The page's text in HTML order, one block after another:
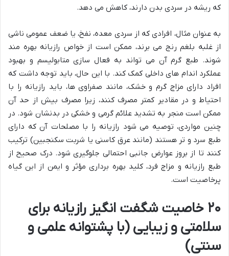
که ریشه در سردی بدن دارند، کاهش می دهد.
به عنوان مثال، افرادی که از سردی معده، نفخ، یا ضعف عمومی ناشی
از غلبه بلغم رنج می برند، ممکن است از خواص رازیانه بهره مند
شوند. طبع گرم آن می تواند به فعال سازی متابولیسم و بهبود
عملکرد اندام های داخلی کمک کند. با این حال، باید توجه داشت که
افراد دارای مزاج گرم و خشک، مانند صفراوی ها، باید رازیانه را با
احتیاط و در مقادیر کمتر مصرف کنند، زیرا مصرف بیش از حد آن
ممکن است منجر به تشدید علائم گرمی و خشکی در بدنشان شود. در
چنین مواردی، توصیه می شود رازیانه را با مصلحات آن که دارای
طبع سرد و تر هستند (مانند عرق کاسنی یا شربت سکنجبین) ترکیب
کنند تا از بروز عوارض جانبی احتمالی جلوگیری شود. درک صحیح از
طبع رازیانه و مزاج فرد، کلید بهره برداری مؤثر و ایمن از این گیاه
پرخاصیت است.
۲۰ خاصیت شگفت انگیز رازیانه برای
سلامتی و زیبایی (با پشتوانه علمی و
سنتی)